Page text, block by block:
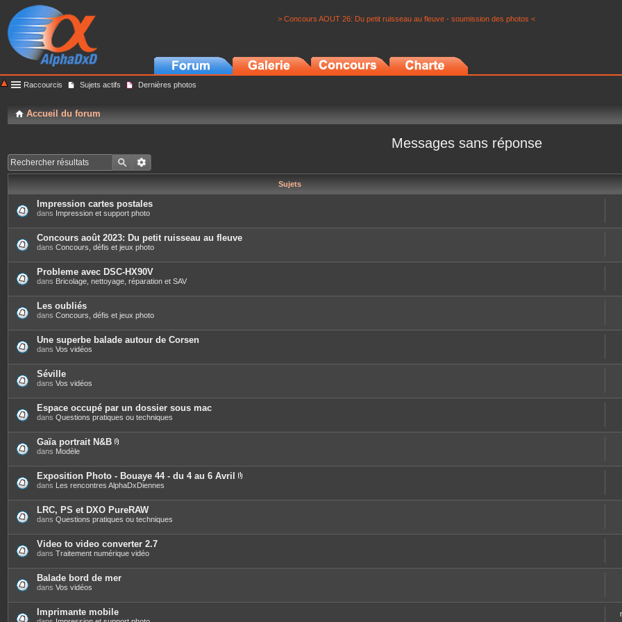
> Concours AOUT 26: Du petit ruisseau au fleuve - soumission des photos <
Raccourcis Sujets actifs Dernières photos
Accueil du forum
Messages sans réponse
Sujets
Impression cartes postales
dans Impression et support photo
Concours août 2023: Du petit ruisseau au fleuve
dans Concours, défis et jeux photo
Probleme avec DSC-HX90V
dans Bricolage, nettoyage, réparation et SAV
Les oubliés
dans Concours, défis et jeux photo
Une superbe balade autour de Corsen
dans Vos vidéos
Séville
dans Vos vidéos
Espace occupé par un dossier sous mac
dans Questions pratiques ou techniques
Gaïa portrait N&B
è
c
e
s
j
o
i
n
t
e
s
dans Modèle
Exposition Photo - Bouaye 44 - du 4 au 6 Avril
è
j
t
dans Les rencontres AlphaDxDiennes
LRC, PS et DXO PureRAW
dans Questions pratiques ou techniques
Video to video converter 2.7
dans Traitement numérique vidéo
Balade bord de mer
dans Vos vidéos
Imprimante mobile